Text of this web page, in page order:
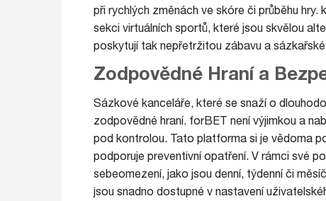
při rychlých změnách ve skóre či průběhu
sekci virtuálních sportů, které jsou skvělou
poskytují tak nepřetržitou zábavu a
Zodpovědné Hraní a
Sázkové kanceláře, které se snaží o
zodpovědné hraní. forBET není výjimkou a
pod kontrolou. Tato platforma si je vědoma
podporuje preventivní opatření. V rámci své
sebeomezení, jako jsou denní, týdenní či
jsou snadno dostupné v nastavení